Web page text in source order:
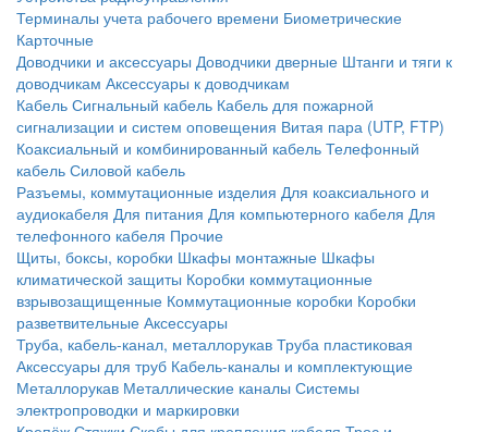
Терминалы учета рабочего времени Биометрические
Карточные
Доводчики и аксессуары Доводчики дверные Штанги и тяги к
доводчикам Аксессуары к доводчикам
Кабель Сигнальный кабель Кабель для пожарной
сигнализации и систем оповещения Витая пара (UTP, FTP)
Коаксиальный и комбинированный кабель Телефонный
кабель Силовой кабель
Разъемы, коммутационные изделия Для коаксиального и
аудиокабеля Для питания Для компьютерного кабеля Для
телефонного кабеля Прочие
Щиты, боксы, коробки Шкафы монтажные Шкафы
климатической защиты Коробки коммутационные
взрывозащищенные Коммутационные коробки Коробки
разветвительные Аксессуары
Труба, кабель-канал, металлорукав Труба пластиковая
Аксессуары для труб Кабель-каналы и комплектующие
Металлорукав Металлические каналы Системы
электропроводки и маркировки